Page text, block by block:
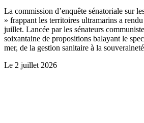
La commission d’enquête sénatoriale sur
» frappant les territoires ultramarins a
juillet. Lancée par les sénateurs
soixantaine de propositions balayant le
mer, de la gestion sanitaire à la
Le 2 juillet 2026